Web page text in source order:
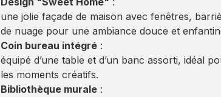
une jolie façade de maison avec fenêtres,
de nuage pour une ambiance douce et
Coin bureau intégré :
équipé d’une table et d’un banc assorti, idéal
les moments créatifs.
Bibliothèque murale :